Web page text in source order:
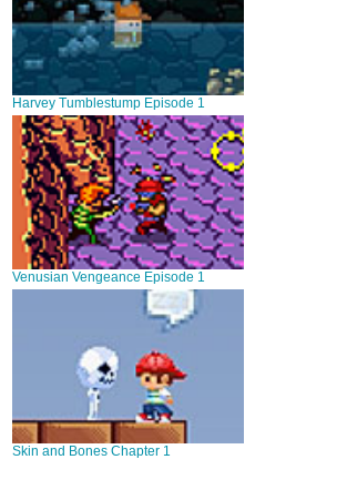
Harvey Tumblestump Episode 1
Venusian Vengeance Episode 1
Skin and Bones Chapter 1